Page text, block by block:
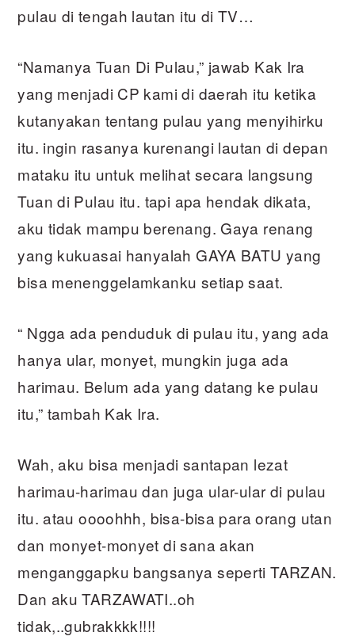
pulau di tengah lautan itu di TV…
“Namanya Tuan Di Pulau,” jawab Kak Ira
yang menjadi CP kami di daerah itu ketika
kutanyakan tentang pulau yang menyihirku
itu. ingin rasanya kurenangi lautan di depan
mataku itu untuk melihat secara langsung
Tuan di Pulau itu. tapi apa hendak dikata,
aku tidak mampu berenang. Gaya renang
yang kukuasai hanyalah GAYA BATU yang
bisa menenggelamkanku setiap saat.
“ Ngga ada penduduk di pulau itu, yang ada
hanya ular, monyet, mungkin juga ada
harimau. Belum ada yang datang ke pulau
itu,” tambah Kak Ira.
Wah, aku bisa menjadi santapan lezat
harimau-harimau dan juga ular-ular di pulau
itu. atau oooohhh, bisa-bisa para orang utan
dan monyet-monyet di sana akan
menganggapku bangsanya seperti TARZAN.
Dan aku TARZAWATI..oh
tidak,..gubrakkkk!!!!